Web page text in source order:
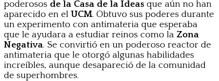
poderosos de la Casa de la Ideas que aún no han
aparecido en el UCM. Obtuvo sus poderes durante
un experimento con antimateria que esperaba
que le ayudara a estudiar reinos como la Zona
Negativa. Se convirtió en un poderoso reactor de
antimateria que le otorgó algunas habilidades
increíbles, aunque desapareció de la comunidad
de superhombres.